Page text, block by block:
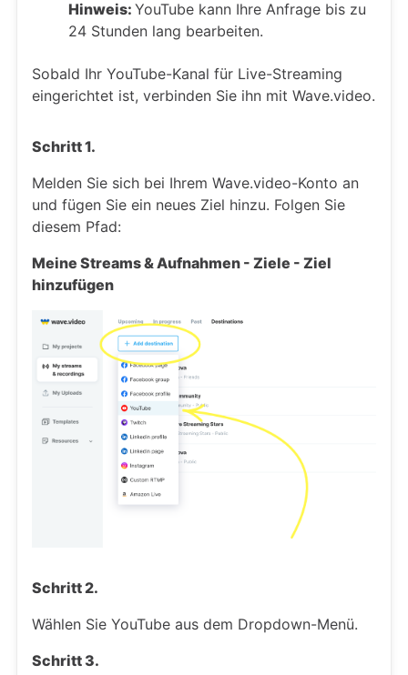
Hinweis: YouTube kann Ihre Anfrage bis zu
24 Stunden lang bearbeiten.
Sobald Ihr YouTube-Kanal für Live-Streaming
eingerichtet ist, verbinden Sie ihn mit Wave.video.
Schritt 1.
Melden Sie sich bei Ihrem Wave.video-Konto an
und fügen Sie ein neues Ziel hinzu. Folgen Sie
diesem Pfad:
Meine Streams & Aufnahmen - Ziele - Ziel
hinzufügen
Schritt 2.
Wählen Sie YouTube aus dem Dropdown-Menü.
Schritt 3.